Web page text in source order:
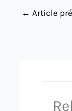
← Article